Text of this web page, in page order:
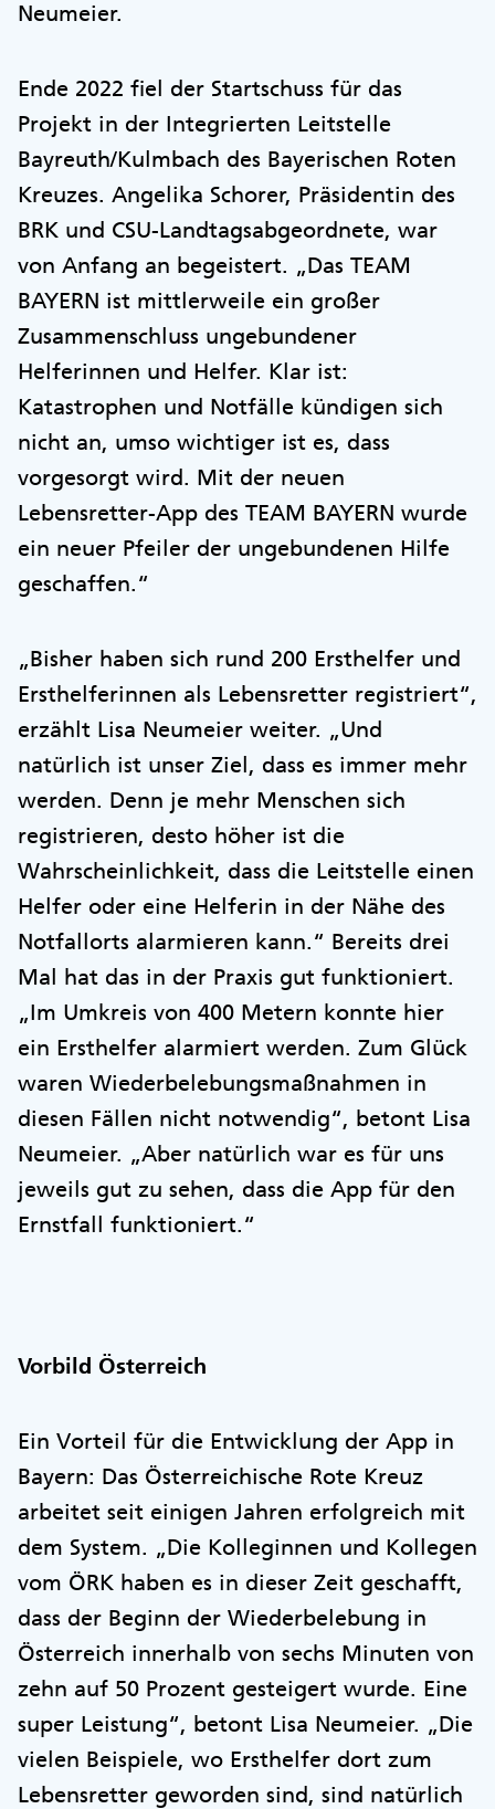
Neumeier.
Ende 2022 fiel der Startschuss für das
Projekt in der Integrierten Leitstelle
Bayreuth/Kulmbach des Bayerischen Roten
Kreuzes. Angelika Schorer, Präsidentin des
BRK und CSU-Landtagsabgeordnete, war
von Anfang an begeistert. „Das TEAM
BAYERN ist mittlerweile ein großer
Zusammenschluss ungebundener
Helferinnen und Helfer. Klar ist:
Katastrophen und Notfälle kündigen sich
nicht an, umso wichtiger ist es, dass
vorgesorgt wird. Mit der neuen
Lebensretter-App des TEAM BAYERN wurde
ein neuer Pfeiler der ungebundenen Hilfe
geschaffen.“
„Bisher haben sich rund 200 Ersthelfer und
Ersthelferinnen als Lebensretter registriert“,
erzählt Lisa Neumeier weiter. „Und
natürlich ist unser Ziel, dass es immer mehr
werden. Denn je mehr Menschen sich
registrieren, desto höher ist die
Wahrscheinlichkeit, dass die Leitstelle einen
Helfer oder eine Helferin in der Nähe des
Notfallorts alarmieren kann.“ Bereits drei
Mal hat das in der Praxis gut funktioniert.
„Im Umkreis von 400 Metern konnte hier
ein Ersthelfer alarmiert werden. Zum Glück
waren Wiederbelebungsmaßnahmen in
diesen Fällen nicht notwendig“, betont Lisa
Neumeier. „Aber natürlich war es für uns
jeweils gut zu sehen, dass die App für den
Ernstfall funktioniert.“
Vorbild Österreich
Ein Vorteil für die Entwicklung der App in
Bayern: Das Österreichische Rote Kreuz
arbeitet seit einigen Jahren erfolgreich mit
dem System. „Die Kolleginnen und Kollegen
vom ÖRK haben es in dieser Zeit geschafft,
dass der Beginn der Wiederbelebung in
Österreich innerhalb von sechs Minuten von
zehn auf 50 Prozent gesteigert wurde. Eine
super Leistung“, betont Lisa Neumeier. „Die
vielen Beispiele, wo Ersthelfer dort zum
Lebensretter geworden sind, sind natürlich